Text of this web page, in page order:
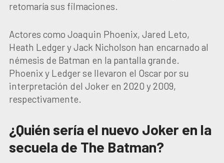
retomaría sus filmaciones.
Actores como Joaquin Phoenix, Jared Leto,
Heath Ledger y Jack Nicholson han encarnado al
némesis de Batman en la pantalla grande.
Phoenix y Ledger se llevaron el Oscar por su
interpretación del Joker en 2020 y 2009,
respectivamente.
¿Quién sería el nuevo Joker en la
secuela de The Batman?